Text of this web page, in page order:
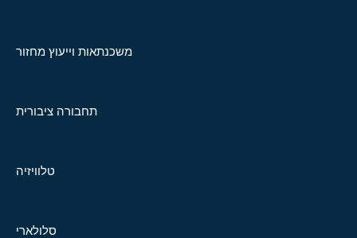
משכנתאות וייעוץ מחזור
תחבורה ציבורית
טלוויזיה
סלולארי